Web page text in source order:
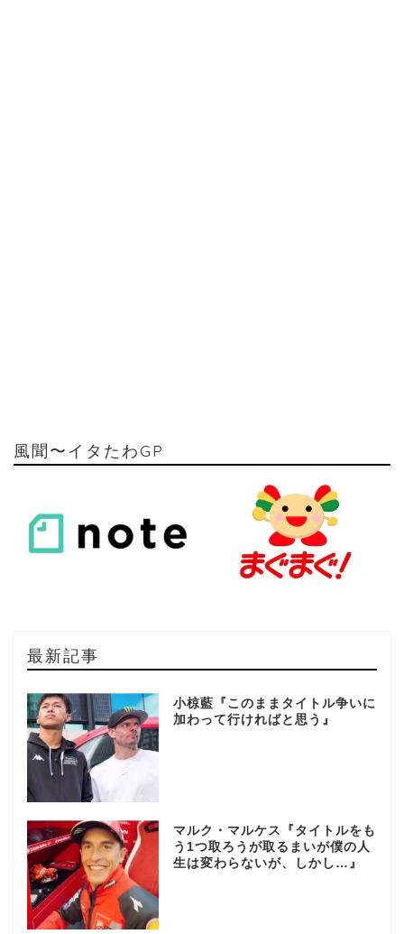
風聞〜イタたわGP
最新記事
小椋藍『このままタイトル争いに
加わって行ければと思う』
マルク・マルケス『タイトルをも
う1つ取ろうが取るまいが僕の人
生は変わらないが、しかし…』